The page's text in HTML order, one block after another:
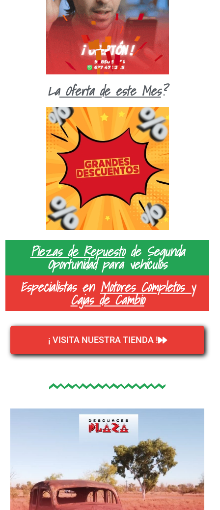
LaOferta de este Mes?
Piezas de Repuestode Segunda
Oportunidad para vehículos
Especialistas en Motores Completos y
Cajas de Cambio
¡ VISITA NUESTRA TIENDA !